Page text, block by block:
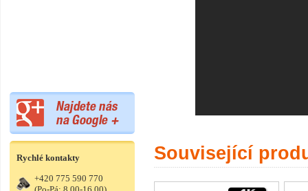
Rychlé kontakty
+420 775 590 770
Související